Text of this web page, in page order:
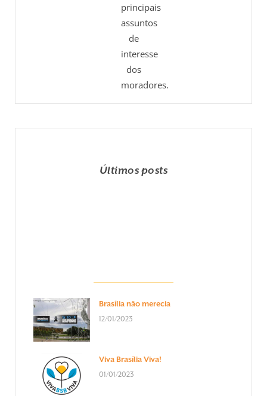
principais
assuntos
de
interesse
dos
moradores.
Últimos posts
Brasília não merecia
12/01/2023
Viva Brasília Viva!
01/01/2023